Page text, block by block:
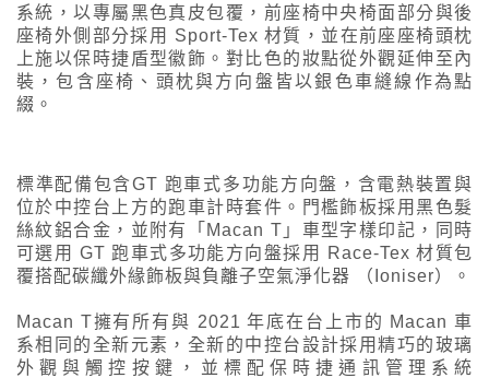
系統，以專屬黑色真皮包覆，前座椅中央椅面部分與後
座椅外側部分採用 Sport-Tex 材質，並在前座座椅頭枕
上施以保時捷盾型徽飾。對比色的妝點從外觀延伸至內
裝，包含座椅、頭枕與方向盤皆以銀色車縫線作為點
綴。
標準配備包含GT 跑車式多功能方向盤，含電熱裝置與
位於中控台上方的跑車計時套件。門檻飾板採用黑色髮
絲紋鋁合金，並附有「Macan T」車型字樣印記，同時
可選用 GT 跑車式多功能方向盤採用 Race-Tex 材質包
覆搭配碳纖外緣飾板與負離子空氣淨化器 （Ioniser）。
Macan T擁有所有與 2021 年底在台上市的 Macan 車
系相同的全新元素，全新的中控台設計採用精巧的玻璃
外觀與觸控按鍵，並標配保時捷通訊管理系統